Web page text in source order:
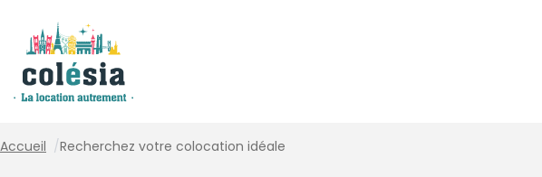
Accueil /Recherchez votre colocation idéale